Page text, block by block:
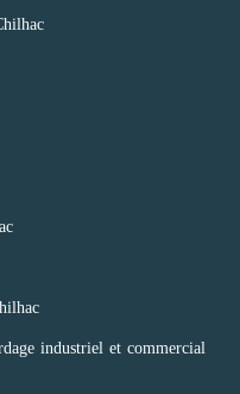
industriel et commercial